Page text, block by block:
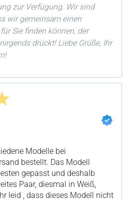
zur Verfügung. Wir sind
wir gemeinsam einen
Sie finden können, der
drückt! Liebe Grüße, Ihr
Sternen
Modelle bei
bestellt. Das Modell
gepasst und deshalb
Paar, diesmal in Weiß,
leid , dass dieses Modell nicht